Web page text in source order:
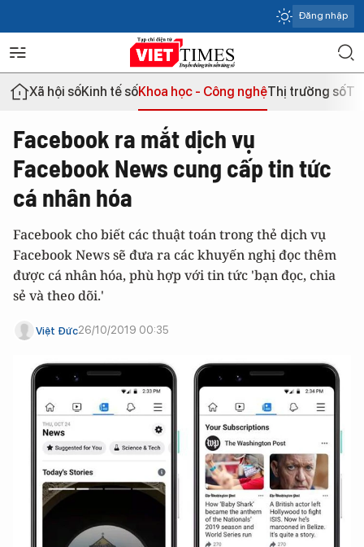
Đăng nhập
Xã hội sốKinh tế sốKhoa học - Công nghệThị trường số
Facebook ra mắt dịch vụ
Facebook News cung cấp tin tức
cá nhân hóa
Facebook cho biết các thuật toán trong thẻ dịch vụ
Facebook News sẽ đưa ra các khuyến nghị đọc thêm
được cá nhân hóa, phù hợp với tin tức 'bạn đọc, chia
sẻ và theo dõi.'
Việt Đức26/10/2019 00:35